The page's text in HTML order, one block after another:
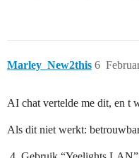
Marley_New2this 6
AI chat vertelde me dit, en t
Als dit niet werkt: